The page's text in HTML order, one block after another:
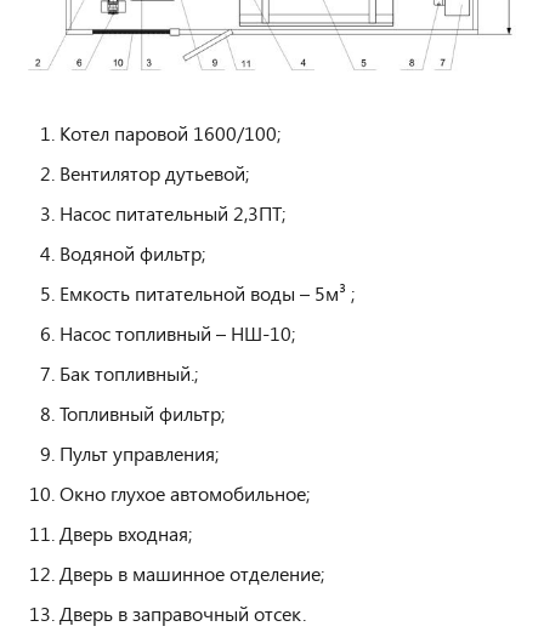
Котел паровой 1600/100;
Вентилятор дутьевой;
Насос питательный 2,3ПТ;
Водяной фильтр;
Емкость питательной воды – 5м³ ;
Насос топливный – НШ-10;
Бак топливный.;
Топливный фильтр;
Пульт управления;
Окно глухое автомобильное;
Дверь входная;
Дверь в машинное отделение;
Дверь в заправочный отсек.